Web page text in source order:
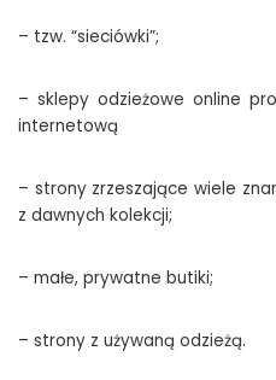
– tzw. “sieciówki”;
– sklepy odzieżowe online
internetową
– strony zrzeszające wiele
z dawnych kolekcji;
– małe, prywatne butiki;
– strony z używaną odzieżą.